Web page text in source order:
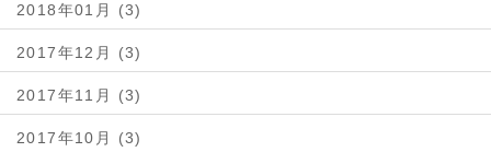
2018年01月 (3)
2017年12月 (3)
2017年11月 (3)
2017年10月 (3)